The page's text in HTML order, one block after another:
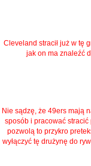
Cleveland stracił już w tę
jak on ma znaleźć
Nie sądzę, że 49ers mają
sposób i pracować stracić
pozwolą to przykro
wyłączyć tę drużynę do